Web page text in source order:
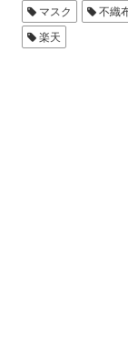
マスク 不織
楽天